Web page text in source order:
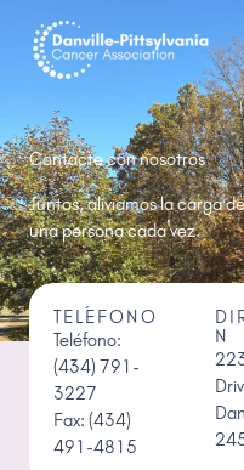
contenido
Contacte con nosotros
Juntos, aliviamos la carga
una persona cada vez.
TELÉFONO
Teléfono:
(434) 791-
3227
Fax: (434)
491-4815
N